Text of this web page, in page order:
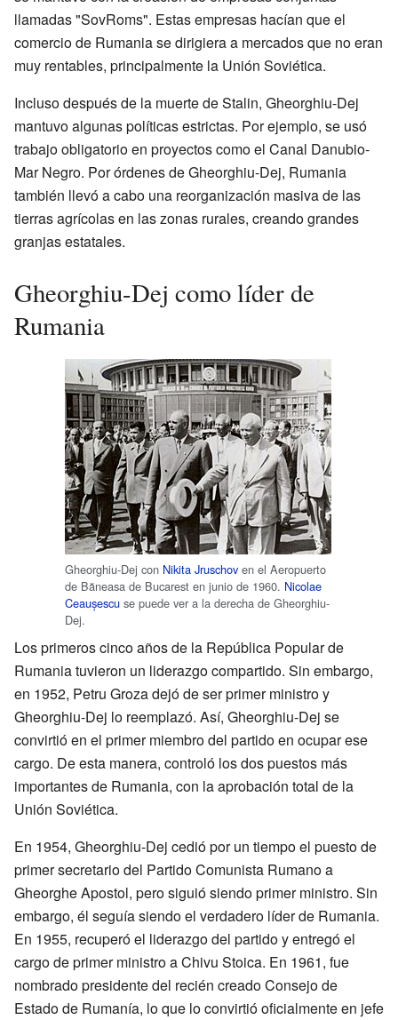
llamadas "SovRoms". Estas empresas hacían que el
comercio de Rumania se dirigiera a mercados que no eran
muy rentables, principalmente la Unión Soviética.
Incluso después de la muerte de Stalin, Gheorghiu-Dej
mantuvo algunas políticas estrictas. Por ejemplo, se usó
trabajo obligatorio en proyectos como el Canal Danubio-
Mar Negro. Por órdenes de Gheorghiu-Dej, Rumania
también llevó a cabo una reorganización masiva de las
tierras agrícolas en las zonas rurales, creando grandes
granjas estatales.
Gheorghiu-Dej como líder de
Rumania
Gheorghiu-Dej con Nikita Jruschov en el Aeropuerto
de Băneasa de Bucarest en junio de 1960. Nicolae
Ceaușescu se puede ver a la derecha de Gheorghiu-
Dej.
Los primeros cinco años de la República Popular de
Rumania tuvieron un liderazgo compartido. Sin embargo,
en 1952, Petru Groza dejó de ser primer ministro y
Gheorghiu-Dej lo reemplazó. Así, Gheorghiu-Dej se
convirtió en el primer miembro del partido en ocupar ese
cargo. De esta manera, controló los dos puestos más
importantes de Rumania, con la aprobación total de la
Unión Soviética.
En 1954, Gheorghiu-Dej cedió por un tiempo el puesto de
primer secretario del Partido Comunista Rumano a
Gheorghe Apostol, pero siguió siendo primer ministro. Sin
embargo, él seguía siendo el verdadero líder de Rumania.
En 1955, recuperó el liderazgo del partido y entregó el
cargo de primer ministro a Chivu Stoica. En 1961, fue
nombrado presidente del recién creado Consejo de
Estado de Rumanía, lo que lo convirtió oficialmente en jefe